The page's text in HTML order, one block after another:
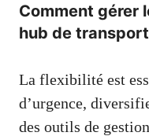
Comment gérer
hub de
La flexibilité est
d’urgence,
des outils de